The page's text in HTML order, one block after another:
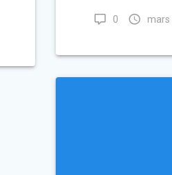
0 mars